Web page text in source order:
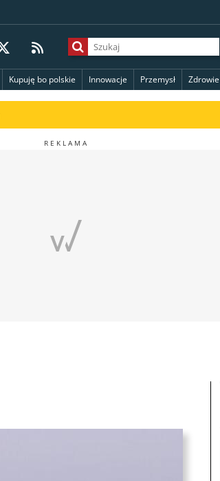
Kupuję bo polskie Innowacje Przemysł Zdrowie